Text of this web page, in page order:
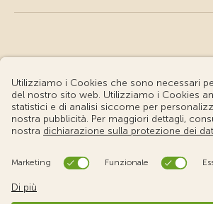
© Touring Club
Condizioni d'uso – Informazioni